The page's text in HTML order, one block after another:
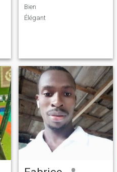
Bien
Élégant